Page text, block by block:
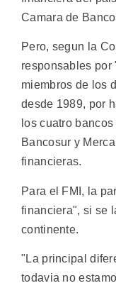
Camara de
Pero, segun la
responsables
miembros de los
desde 1989, por
los cuatro
Bancosur y
financieras.
Para el FMI, la
financiera", si se
continente.
"La principal
todavia no